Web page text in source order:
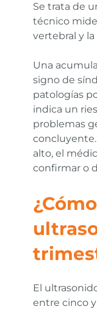
Se trata de
técnico
vertebral y
Una
signo de
patologías
indica un
problemas
alto, el
confirmar o
El
entre cinco